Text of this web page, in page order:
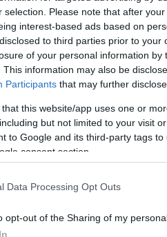
selection. Please note that after
interest-based ads based on
to third parties prior to
of your personal information by
This information may also be
Participants that may further
that this website/app uses one or
but not limited to your visit
to Google and its third-party tags
consent section.
Data Processing Opt Outs
opt-out of the Sharing of my
Bár eddig csak egy
valóságshow-
szinte azonnal
érkezik, így még
2024. NOVEMBER 20. ● HAMU
4 mozzanat,
felidézni a
Gameből,